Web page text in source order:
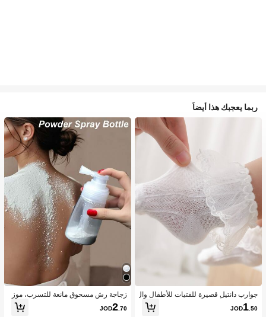
ربما يعجبك هذا أيضاً
جوارب دانتيل قصيرة للفتيات للأطفال وال
رضع بنمط الأميرة اللطيفة، الخامة، مريح
ة ومتوفرة بتصميم دانتيل بأجنحة بيضاء و
JOD1.50
زجاجة رش مسحوق مانعة للتسرب، موز
ع مسحوق متعدد الاستخدامات، هزاز مس
حوق تالك منزلي محمول، حاوية قابلة لإعا
JOD2.70